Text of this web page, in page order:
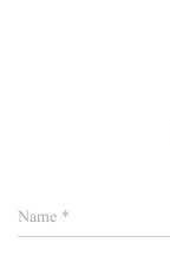
Name *